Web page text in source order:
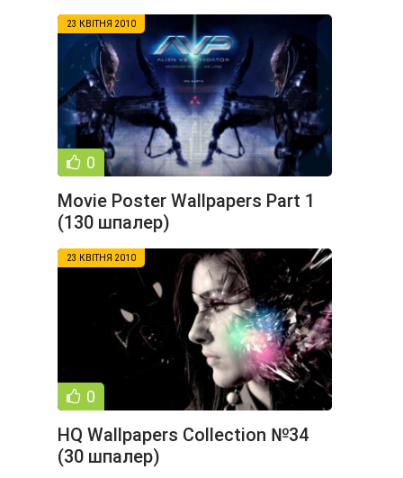
23 КВІТНЯ 2010
0
Movie Poster Wallpapers Part 1
(130 шпалер)
23 КВІТНЯ 2010
0
HQ Wallpapers Collection №34
(30 шпалер)